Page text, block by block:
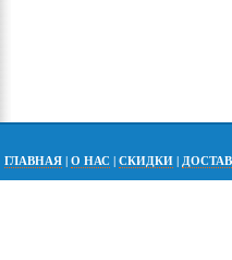
ГЛАВНАЯ | О НАС | СКИДКИ |